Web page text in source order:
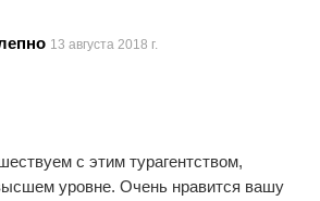
ведитесь на картинки что они
13 августа 2018 г.
с этим турагентством,
уровне. Очень нравится вашу